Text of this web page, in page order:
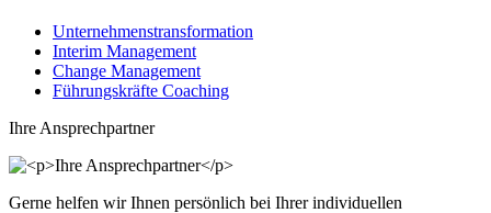
Unternehmenstransformation
Interim Management
Change Management
Führungskräfte Coaching
Ihre Ansprechpartner
Gerne helfen wir Ihnen persönlich bei Ihrer individuellen